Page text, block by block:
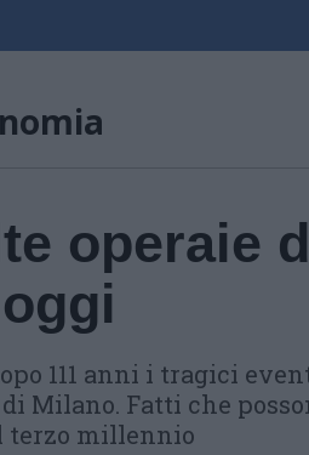
operaie
111 anni i tragici
Milano. Fatti che
terzo millennio